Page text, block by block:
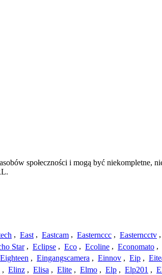
społeczności i mogą być niekompletne,
, East , Eastcam , Easternccc , Easterncctv ,
Star , Eclipse , Eco , Ecoline , Economato ,
Eighteen , Eingangscamera , Einnov , Eip ,
, Elinz , Elisa , Elite , Elmo , Elp , Elp201 ,